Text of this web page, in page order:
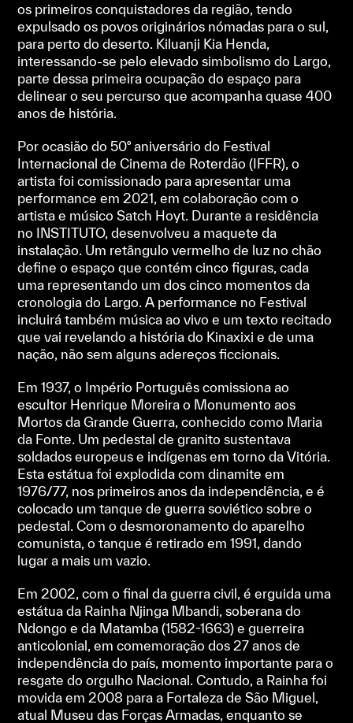
os primeiros conquistadores da região, tendo
expulsado os povos originários nómadas para o sul,
para perto do deserto. Kiluanji Kia Henda,
interessando-se pelo elevado simbolismo do Largo,
parte dessa primeira ocupação do espaço para
delinear o seu percurso que acompanha quase 400
anos de história.
Por ocasião do 50º aniversário do Festival
Internacional de Cinema de Roterdão (IFFR), o
artista foi comissionado para apresentar uma
performance em 2021, em colaboração com o
artista e músico Satch Hoyt. Durante a residência
no INSTITUTO, desenvolveu a maquete da
instalação. Um retângulo vermelho de luz no chão
define o espaço que contém cinco figuras, cada
uma representando um dos cinco momentos da
cronologia do Largo. A performance no Festival
incluirá também música ao vivo e um texto recitado
que vai revelando a história do Kinaxixi e de uma
nação, não sem alguns adereços ficcionais.
Em 1937, o Império Português comissiona ao
escultor Henrique Moreira o Monumento aos
Mortos da Grande Guerra, conhecido como Maria
da Fonte. Um pedestal de granito sustentava
soldados europeus e indígenas em torno da Vitória.
Esta estátua foi explodida com dinamite em
1976/77, nos primeiros anos da independência, e é
colocado um tanque de guerra soviético sobre o
pedestal. Com o desmoronamento do aparelho
comunista, o tanque é retirado em 1991, dando
lugar a mais um vazio.
Em 2002, com o final da guerra civil, é erguida uma
estátua da Rainha Njinga Mbandi, soberana do
Ndongo e da Matamba (1582-1663) e guerreira
anticolonial, em comemoração dos 27 anos de
independência do país, momento importante para o
resgate do orgulho Nacional. Contudo, a Rainha foi
movida em 2008 para a Fortaleza de São Miguel,
atual Museu das Forças Armadas, enquanto se